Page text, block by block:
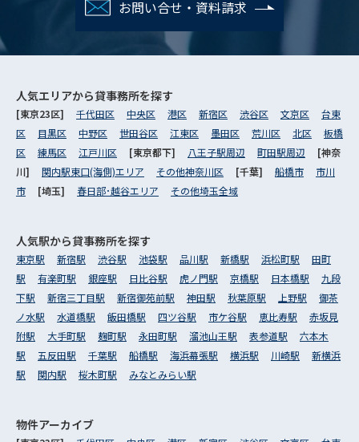
お問い合せ・資料請求
人気エリアから貸事務所を探す
[東京23区] 千代田区 中央区 港区 新宿区 渋谷区 文京区
台東
区
目黒区 中野区 世田谷区 江東区 墨田区 荒川区 北区
板橋
区
練馬区 江戸川区 [東京都下] 八王子駅周辺 町田駅周辺
[神奈
川] 関内駅東口(海側)エリア その他神奈川区 [千葉] 船橋市
市川
市
[埼玉] 春日部･越谷エリア その他埼玉全域
人気駅から貸事務所を探す
東京駅 新宿駅 渋谷駅 池袋駅 品川駅 新橋駅 浜松町駅
田町
駅
有楽町駅 銀座駅 日比谷駅 虎ノ門駅 京橋駅 日本橋駅
九段
下駅
新宿三丁目駅 新宿御苑前駅 神田駅 秋葉原駅 上野駅
御茶
ノ水駅
水道橋駅 飯田橋駅 四ツ谷駅 市ケ谷駅 恵比寿駅
赤坂見
附駅
大手町駅 麹町駅 永田町駅 溜池山王駅 表参道駅
六本木
駅
五反田駅 千葉駅 船橋駅 海浜幕張駅 横浜駅 川崎駅
新横浜
駅
関内駅 桜木町駅 みなとみらい駅
物件アーカイブ